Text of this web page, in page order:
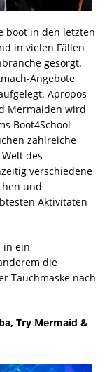
boot in den letzten
in vielen Fällen
gesorgt.
Angebote
Apropos
Mermaiden wird
Boot4School
zahlreiche
des
verschiedene
und
Aktivitäten
in ein
die
Tauchmaske nach
Try Mermaid &